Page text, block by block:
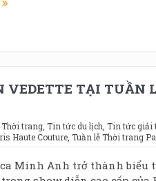
TẠI TUẦN
Thời trang, Tin tức du lịch Tin tức giải
Haute Couture, Tuần lễ Thời trang
Minh Anh trở thành biểu